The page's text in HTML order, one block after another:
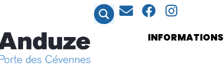
INFORMATIONS